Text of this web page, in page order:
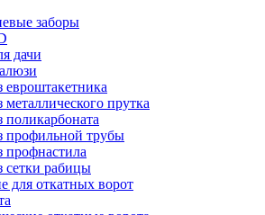
заборы
дачи
евроштакетника
металлического прутка
поликарбоната
профильной трубы
профнастила
сетки рабицы
для откатных ворот